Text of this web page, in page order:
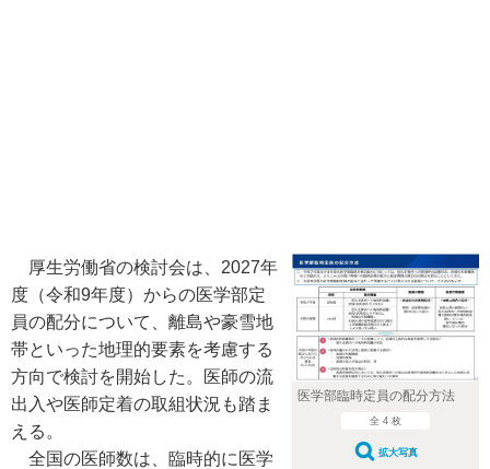
医学部臨時定員の配分方法
全 4 枚
拡大写真
厚生労働省の検討会は、2027年
度（令和9年度）からの医学部定
員の配分について、離島や豪雪地
帯といった地理的要素を考慮する
方向で検討を開始した。医師の流
出入や医師定着の取組状況も踏ま
える。
全国の医師数は、臨時的に医学